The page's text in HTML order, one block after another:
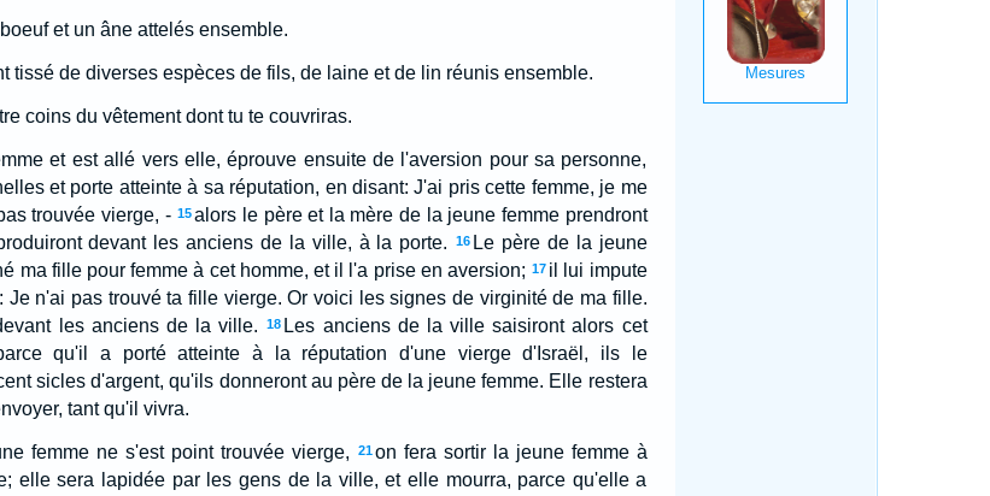
et un âne attelés ensemble.
tissé de diverses espèces de fils, de laine et de lin réunis ensemble.
coins du vêtement dont tu te couvriras.
et est allé vers elle, éprouve ensuite de l'aversion pour sa personne,
et porte atteinte à sa réputation, en disant: J'ai pris cette femme, je me
trouvée vierge, - 15alors le père et la mère de la jeune femme prendront
devant les anciens de la ville, à la porte.
16 Le père de la jeune
ma fille pour femme à cet homme, et il l'a prise en aversion; 17 il lui impute
n'ai pas trouvé ta fille vierge. Or voici les signes de virginité de ma fille.
les anciens de la ville.
18 Les anciens de la ville saisiront alors cet
qu'il a porté atteinte à la réputation d'une vierge d'Israël, ils le
sicles d'argent, qu'ils donneront au père de la jeune femme. Elle restera
tant qu'il vivra.
femme ne s'est point trouvée vierge, 21on fera sortir la jeune femme à
elle sera lapidée par les gens de la ville, et elle mourra, parce qu'elle a